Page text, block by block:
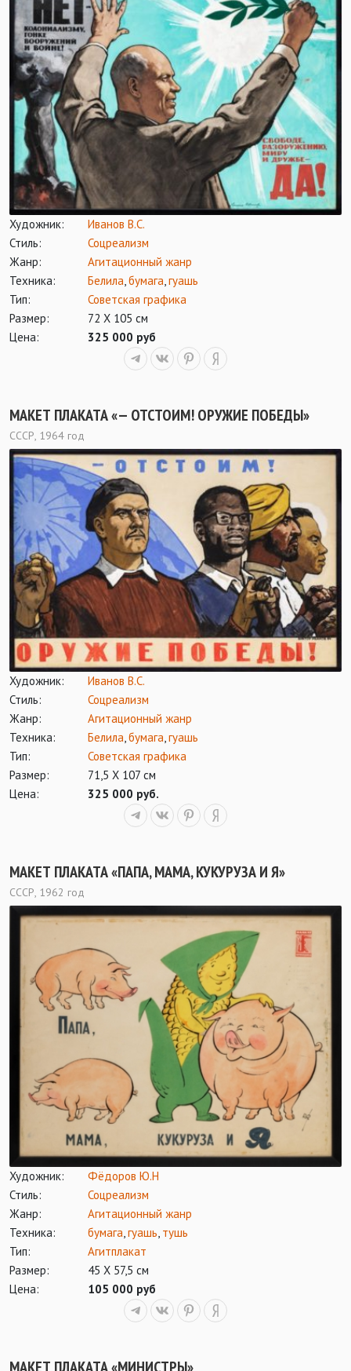
Художник:
Иванов В.С.
Стиль:
Соцреализм
Жанр:
Агитационный жанр
Техника:
Белила бумага гуашь
Тип:
Советская графика
Размер:
72 Х 105 см
Цена:
325 000 руб
МАКЕТ ПЛАКАТА «— ОТСТОИМ! ОРУЖИЕ ПОБЕДЫ»
СССР, 1964 год
Художник:
Иванов В.С.
Стиль:
Соцреализм
Жанр:
Агитационный жанр
Техника:
Белила,бумага,гуашь
Тип:
Советская графика
Размер:
71,5 Х 107 см
Цена:
325 000 руб.
МАКЕТ ПЛАКАТА «ПАПА, МАМА, КУКУРУЗА И Я»
СССР, 1962 год
Художник:
Фёдоров Ю.Н
Стиль:
Соцреализм
Жанр:
Агитационный жанр
Техника:
бумага гуашь тушь
Тип:
Агитплакат
Размер:
45 Х 57,5 см
Цена:
105 000 руб
МАКЕТ ПЛАКАТА «МИНИСТРЫ»